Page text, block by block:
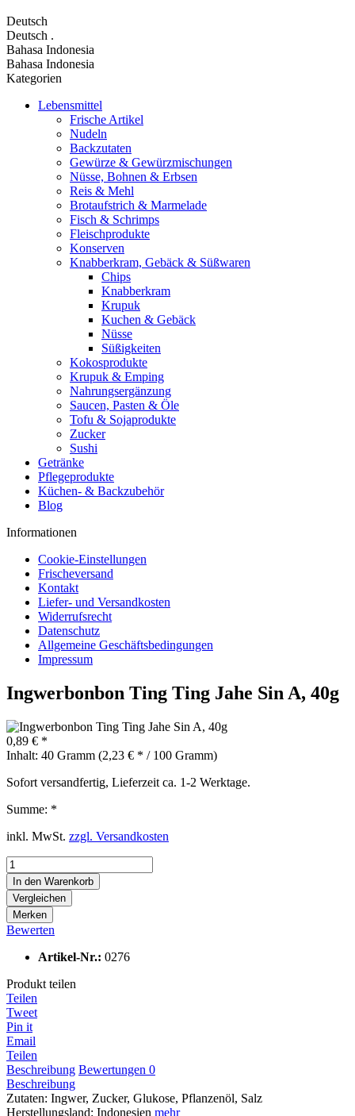
Deutsch
Deutsch .
Bahasa Indonesia
Bahasa Indonesia
Kategorien
Lebensmittel
Frische Artikel
Nudeln
Backzutaten
Gewürze & Gewürzmischungen
Nüsse, Bohnen & Erbsen
Reis & Mehl
Brotaufstrich & Marmelade
Fisch & Schrimps
Fleischprodukte
Konserven
Knabberkram, Gebäck & Süßwaren
Chips
Knabberkram
Krupuk
Kuchen & Gebäck
Nüsse
Süßigkeiten
Kokosprodukte
Krupuk & Emping
Nahrungsergänzung
Saucen, Pasten & Öle
Tofu & Sojaprodukte
Zucker
Sushi
Getränke
Pflegeprodukte
Küchen- & Backzubehör
Blog
Informationen
Cookie-Einstellungen
Frischeversand
Kontakt
Liefer- und Versandkosten
Widerrufsrecht
Datenschutz
Allgemeine Geschäftsbedingungen
Impressum
Ingwerbonbon Ting Ting Jahe Sin A, 40g
0,89 € *
Inhalt: 40 Gramm (2,23 € * / 100 Gramm)
Sofort versandfertig, Lieferzeit ca. 1-2 Werktage.
Summe: *
inkl. MwSt. zzgl. Versandkosten
In den Warenkorb
Vergleichen
Merken
Bewerten
Artikel-Nr.: 0276
Produkt teilen
Teilen
Tweet
Pin it
Email
Teilen
Beschreibung Bewertungen 0
Beschreibung
Zutaten: Ingwer, Zucker, Glukose, Pflanzenöl, Salz
Herstellungsland: Indonesien mehr